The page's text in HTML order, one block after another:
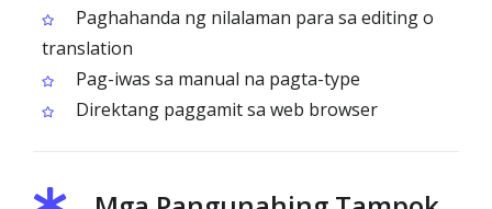
Paghahanda ng nilalaman para sa editing o
translation
Pag-iwas sa manual na pagta-type
Direktang paggamit sa web browser